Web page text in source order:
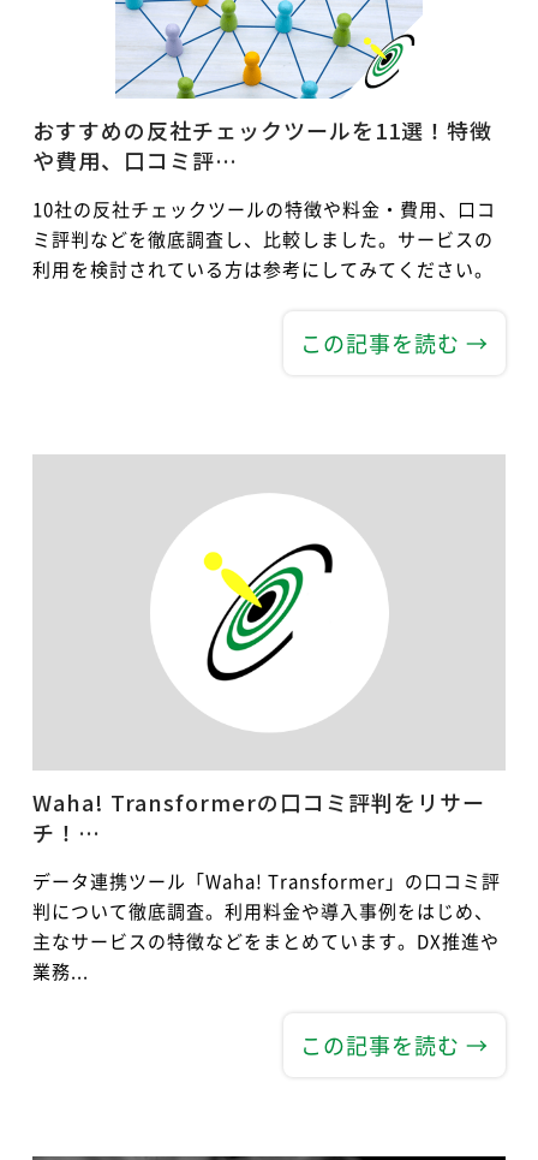
おすすめの反社チェックツールを11選！特徴
や費用、口コミ評…
10社の反社チェックツールの特徴や料金・費用、口コ
ミ評判などを徹底調査し、比較しました。サービスの
利用を検討されている方は参考にしてみてください。
この記事を読む →
Waha! Transformerの口コミ評判をリサー
チ！…
データ連携ツール「Waha! Transformer」の口コミ評
判について徹底調査。利用料金や導入事例をはじめ、
主なサービスの特徴などをまとめています。DX推進や
業務...
この記事を読む →